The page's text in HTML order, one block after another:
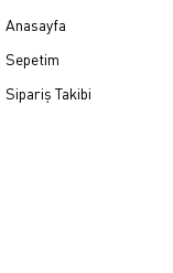
Anasayfa
Sepetim
Sipariş Takibi